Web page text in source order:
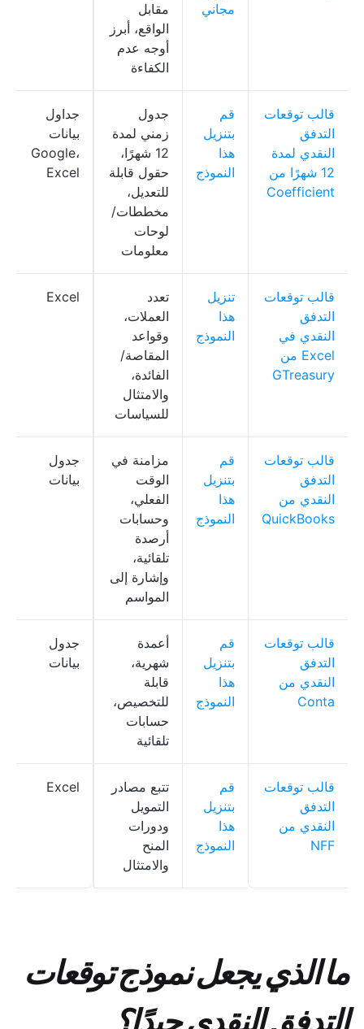
مجاني
مقابل
الواقع، أبرز
أوجه عدم
الكفاءة
قالب توقعات
التدفق
النقدي لمدة
12 شهرًا من
Coefficient
قم
بتنزيل
هذا
النموذج
جدول
زمني لمدة
12 شهرًا،
حقول قابلة
للتعديل،
مخططات/
لوحات
معلومات
جداول
بيانات
Google،
Excel
قالب توقعات
التدفق
النقدي في
Excel من
GTreasury
تنزيل
هذا
النموذج
تعدد
العملات،
وقواعد
المقاصة/
الفائدة،
والامتثال
للسياسات
Excel
قالب توقعات
التدفق
النقدي من
QuickBooks
قم
بتنزيل
هذا
النموذج
مزامنة في
الوقت
الفعلي،
وحسابات
أرصدة
تلقائية،
وإشارة إلى
المواسم
جدول
بيانات
قالب توقعات
التدفق
النقدي من
Conta
قم
بتنزيل
هذا
النموذج
أعمدة
شهرية،
قابلة
للتخصيص،
حسابات
تلقائية
جدول
بيانات
قالب توقعات
التدفق
النقدي من
NFF
قم
بتنزيل
هذا
النموذج
تتبع مصادر
التمويل
ودورات
المنح
والامتثال
Excel
ما الذي يجعل نموذج توقعات
التدفق النقدي جيدًا؟